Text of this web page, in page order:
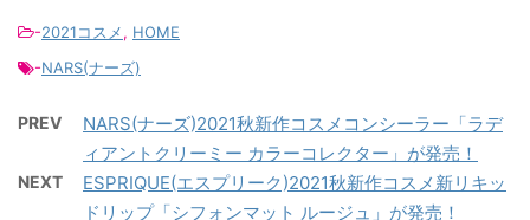
-2021コスメ, HOME
-NARS(ナーズ)
PREV
NARS(ナーズ)2021秋新作コスメコンシーラー「ラデ
ィアントクリーミー カラーコレクター」が発売！
NEXT
ESPRIQUE(エスプリーク)2021秋新作コスメ新リキッ
ドリップ「シフォンマット ルージュ」が発売！